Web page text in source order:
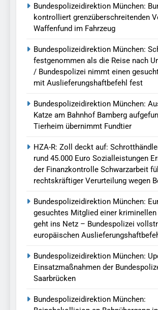
Bundespolizeidirektion München:
kontrolliert grenzüberschreitenden
Waffenfund im Fahrzeug
Bundespolizeidirektion München:
festgenommen als die Reise nach
/ Bundespolizei nimmt einen
mit Auslieferungshaftbefehl fest
Bundespolizeidirektion München:
Katze am Bahnhof Bamberg
Tierheim übernimmt Fundtier
HZA-R: Zoll deckt auf:
rund 45.000 Euro Sozialleistungen
der Finanzkontrolle Schwarzarbeit
rechtskräftiger Verurteilung wegen
Bundespolizeidirektion München:
gesuchtes Mitglied einer kriminellen
geht ins Netz – Bundespolizei
europäischen
Bundespolizeidirektion München:
Einsatzmaßnahmen der
Saarbrücken
Bundespolizeidirektion München: